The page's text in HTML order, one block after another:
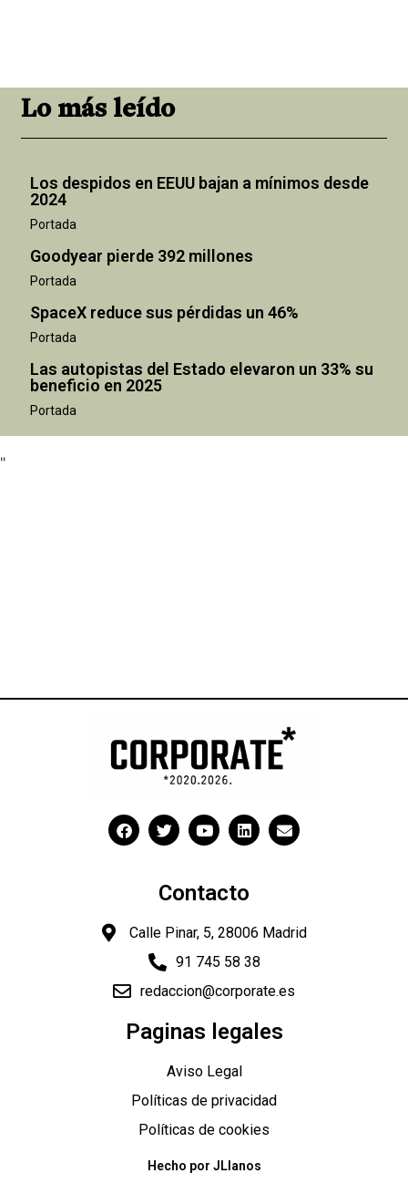
Lo más leído
Los despidos en EEUU bajan a mínimos desde
2024
Portada
Goodyear pierde 392 millones
Portada
SpaceX reduce sus pérdidas un 46%
Portada
Las autopistas del Estado elevaron un 33% su
beneficio en 2025
Portada
"
Contacto
Calle Pinar, 5, 28006 Madrid
91 745 58 38
redaccion@corporate.es
Paginas legales
Aviso Legal
Políticas de privacidad
Políticas de cookies
Hecho por JLlanos